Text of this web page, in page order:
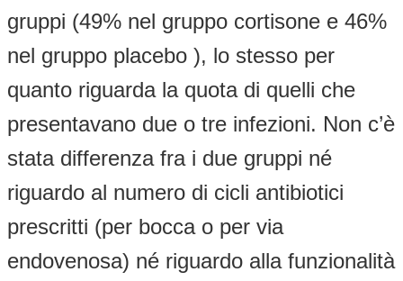
gruppi (49% nel gruppo cortisone e 46%
nel gruppo placebo ), lo stesso per
quanto riguarda la quota di quelli che
presentavano due o tre infezioni. Non c’è
stata differenza fra i due gruppi né
riguardo al numero di cicli antibiotici
prescritti (per bocca o per via
endovenosa) né riguardo alla funzionalità